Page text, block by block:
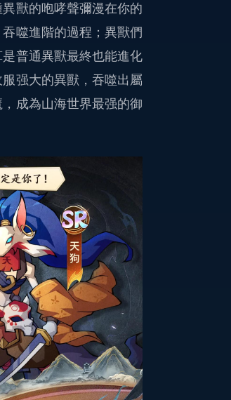
獸的咆哮聲彌漫在你的
噬進階的過程；異獸們
普通異獸最終也能進化
强大的異獸，吞噬出屬
成為山海世界最强的御